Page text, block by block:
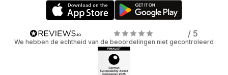
/ 5
We hebben de echtheid van de beoordelingen niet gecontroleerd